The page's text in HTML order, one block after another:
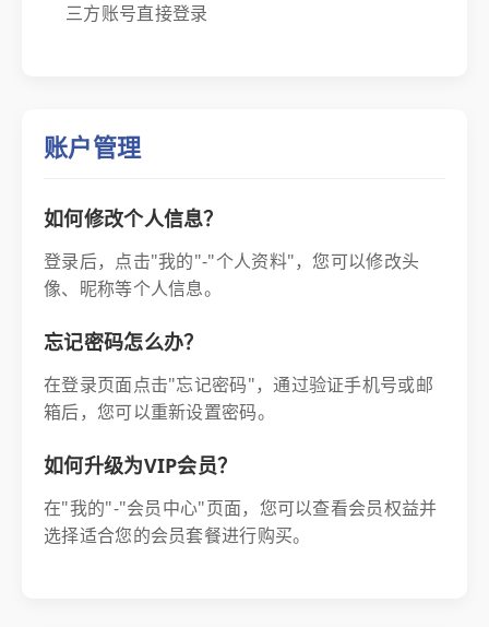
三方账号直接登录
账户管理
如何修改个人信息？
登录后，点击"我的"-"个人资料"，您可以修改头
像、昵称等个人信息。
忘记密码怎么办？
在登录页面点击"忘记密码"，通过验证手机号或邮
箱后，您可以重新设置密码。
如何升级为VIP会员？
在"我的"-"会员中心"页面，您可以查看会员权益并
选择适合您的会员套餐进行购买。